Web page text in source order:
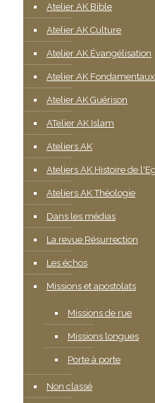
Atelier AK Bible
Atelier AK Culture
Atelier AK Évangélisation
Atelier AK Fondamentaux
Atelier AK Guérison
ATelier AK Islam
Ateliers AK
Ateliers AK Histoire de
Ateliers AK Théologie
Dans les médias
La revue Résurrection
Les échos
Missions et apostolats
Missions de rue
Missions longues
Porte à porte
Non classé